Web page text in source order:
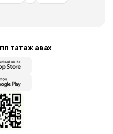
татаж авaх